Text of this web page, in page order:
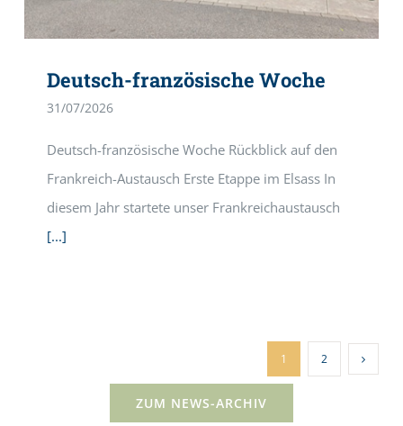
Deutsch-französische Woche
31/07/2026
Deutsch-französische Woche Rückblick auf den
Frankreich-Austausch Erste Etappe im Elsass In
diesem Jahr startete unser Frankreichaustausch
[...]
1 2
ZUM NEWS-ARCHIV